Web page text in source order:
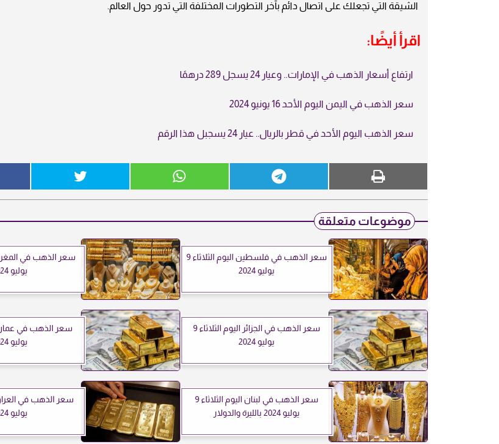
الشيقة التي تجعلك على اتصال دائم بآخر التطورات المختلفة التي تدور حول العالم.
اقرأ أيضًا:
ارتفاع أسعار الذهب في الإمارات.. وعيار 24 يسجل 289 درهمًا
سعر الذهب في اليمن اليوم الأحد 16 يونيو 2024
سعر الذهب اليوم الأحد في قطر بالريال.. عيار 24 يسجبل هذا الرقم
موضوعات متعلقة
سعر الذهب في فلسطين اليوم الثلاثاء 9
يوليو 2024
يوليو 2024
سعر الذهب في الجزائر اليوم الثلاثاء 9
يوليو 2024
يوليو 2024
سعر الذهب في لبنان اليوم الثلاثاء 9
يوليو 2024 بالليرة والدولار
يوليو 2024